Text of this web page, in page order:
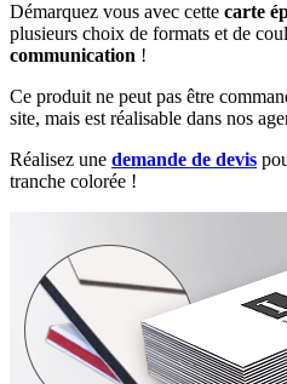
Démarquez vous avec cette carte
plusieurs choix de formats et de
communication !
Ce produit ne peut pas être
site, mais est réalisable dans nos
Réalisez une demande de devis
tranche colorée !